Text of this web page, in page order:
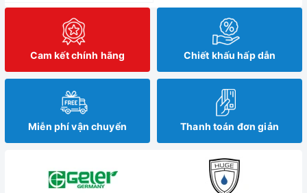
Cam kết chính hãng Chiết khấu hấp dẫn
Miễn phí vận chuyển Thanh toán đơn giản